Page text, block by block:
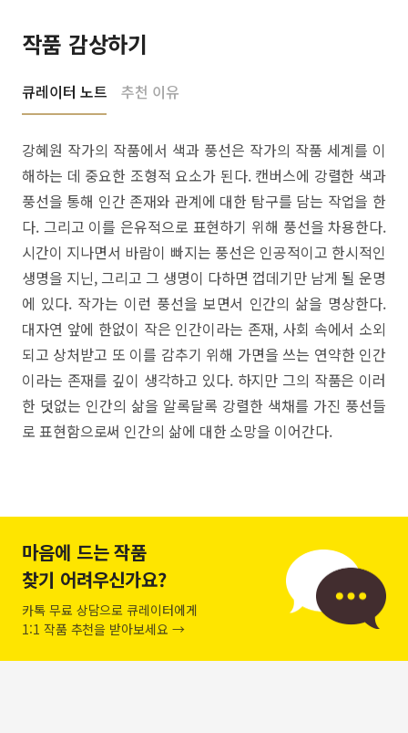
작품 감상하기
큐레이터 노트 추천 이유
강혜원 작가의 작품에서 색과 풍선은 작가의 작품 세계를 이
해하는 데 중요한 조형적 요소가 된다. 캔버스에 강렬한 색과
풍선을 통해 인간 존재와 관계에 대한 탐구를 담는 작업을 한
다. 그리고 이를 은유적으로 표현하기 위해 풍선을 차용한다.
시간이 지나면서 바람이 빠지는 풍선은 인공적이고 한시적인
생명을 지닌, 그리고 그 생명이 다하면 껍데기만 남게 될 운명
에 있다. 작가는 이런 풍선을 보면서 인간의 삶을 명상한다.
대자연 앞에 한없이 작은 인간이라는 존재, 사회 속에서 소외
되고 상처받고 또 이를 감추기 위해 가면을 쓰는 연약한 인간
이라는 존재를 깊이 생각하고 있다. 하지만 그의 작품은 이러
한 덧없는 인간의 삶을 알록달록 강렬한 색채를 가진 풍선들
로 표현함으로써 인간의 삶에 대한 소망을 이어간다.
마음에 드는 작품
찾기 어려우신가요?
카톡 무료 상담으로 큐레이터에게
1:1 작품 추천을 받아보세요 →